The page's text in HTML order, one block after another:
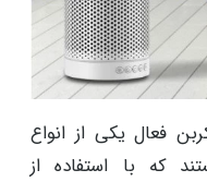
فعال یکی از انواع
که با استفاده از